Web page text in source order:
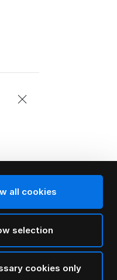
all cookies
selection
cookies only